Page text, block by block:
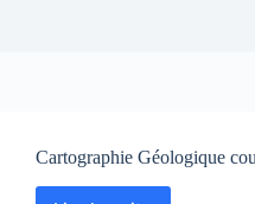
Cartographie Géologique